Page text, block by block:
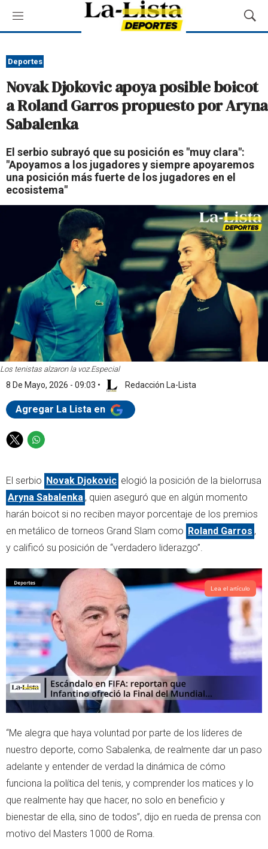
M
e
ú
M
o
a
r
B
u
e
Deportes
Novak Djokovic apoya posible boicot
a Roland Garros propuesto por Aryna
Sabalenka
El serbio subrayó que su posición es "muy clara":
"Apoyamos a los jugadores y siempre apoyaremos
una posición más fuerte de los jugadores en el
ecosistema"
Los tenistas alzaron la voz.Especial
8 De Mayo, 2026 - 09:03 • Redacción La-Lista
Agregar La Lista en
T
t
t
e
r
W
t
s
a
p
p
El serbio Novak Djokovic elogió la posición de la bielorrusa
Aryna Sabalenka , quien aseguró que en algún momento
harán boicot si no reciben mayor porcentaje de los premios
en metálico de torneos Grand Slam como Roland Garros ,
y calificó su posición de “verdadero liderazgo”.
Lea el artículo
“Me alegra que haya voluntad por parte de los líderes de
nuestro deporte, como Sabalenka, de realmente dar un paso
adelante y entender de verdad la dinámica de cómo
funciona la política del tenis, y comprender los matices y lo
que realmente hay que hacer, no solo en beneficio y
bienestar de ella, sino de todos”, dijo en rueda de prensa con
motivo del Masters 1000 de Roma.